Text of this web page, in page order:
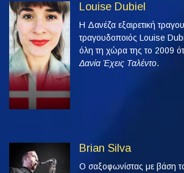
Louise Dubiel
Η Δανέζα εξαιρετική
τραγουδοποιός Louise
όλη τη χώρα της το 2009
Δανία Έχεις Ταλέντο.
Brian Silva
Ο σαξοφωνίστας με βάση